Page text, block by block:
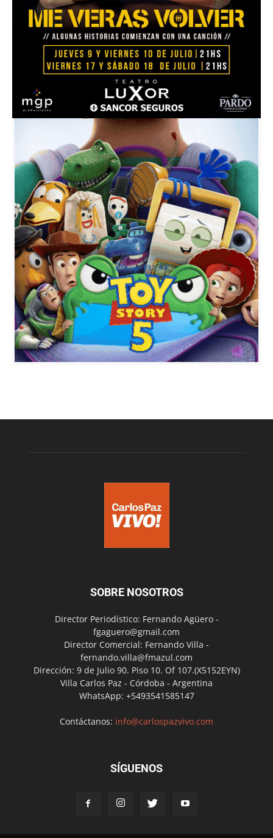
SOBRE NOSOTROS
Director Periodístico: Fernando Agüero -
fgaguero@gmail.com
Director Comercial: Fernando Villa -
fernando.villa@fmazul.com
Dirección: 9 de Julio 90. Piso 10. Of 107.(X5152EYN)
Villa Carlos Paz - Córdoba - Argentina
WhatsApp: +5493541585147
Contáctanos: info@carlospazvivo.com
SÍGUENOS